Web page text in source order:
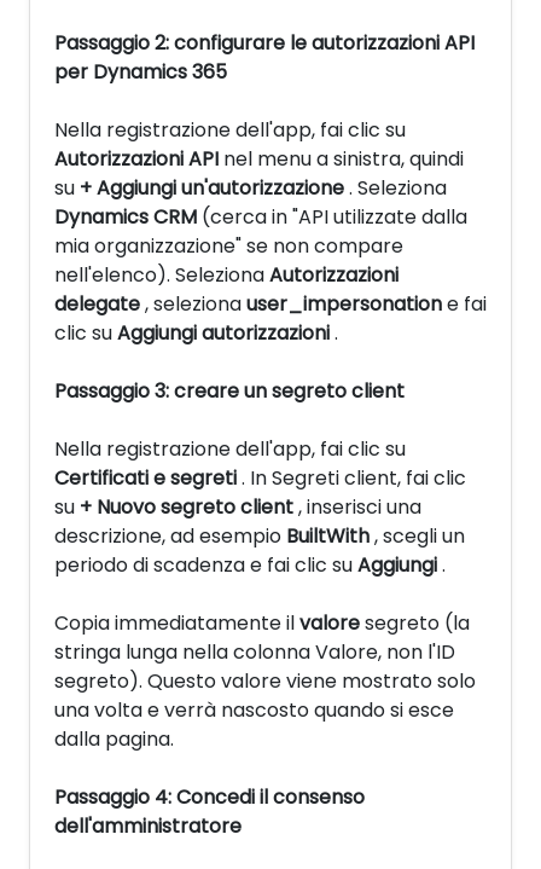
Passaggio 2: configurare le autorizzazioni API
per Dynamics 365
Nella registrazione dell'app, fai clic su
Autorizzazioni API nel menu a sinistra, quindi
su + Aggiungi un'autorizzazione. Seleziona
Dynamics CRM (cerca in "API utilizzate dalla
mia organizzazione" se non compare
nell'elenco). SelezionaAutorizzazioni
delegate, selezionauser_impersonatione fai
clic suAggiungi autorizzazioni.
Passaggio 3: creare un segreto client
Nella registrazione dell'app, fai clic su
Certificati e segreti. In Segreti client, fai clic
su + Nuovo segreto client, inserisci una
descrizione, ad esempio BuiltWith, scegli un
periodo di scadenza e fai clic suAggiungi.
Copia immediatamente ilvaloresegreto (la
stringa lunga nella colonna Valore, non l'ID
segreto). Questo valore viene mostrato solo
una volta e verrà nascosto quando si esce
dalla pagina.
Passaggio 4: Concedi il consenso
dell'amministratore